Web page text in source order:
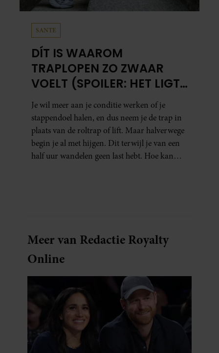
SANTE
DÍT IS WAAROM
TRAPLOPEN ZO ZWAAR
VOELT (SPOILER: HET LIGT
NIET AAN JE CONDITIE)
Je wil meer aan je conditie werken of je
stappendoel halen, en dus neem je de trap in
plaats van de roltrap of lift. Maar halverwege
begin je al met hijgen. Dit terwijl je van een
half uur wandelen geen last hebt. Hoe kan
Meer van Redactie Royalty
Online